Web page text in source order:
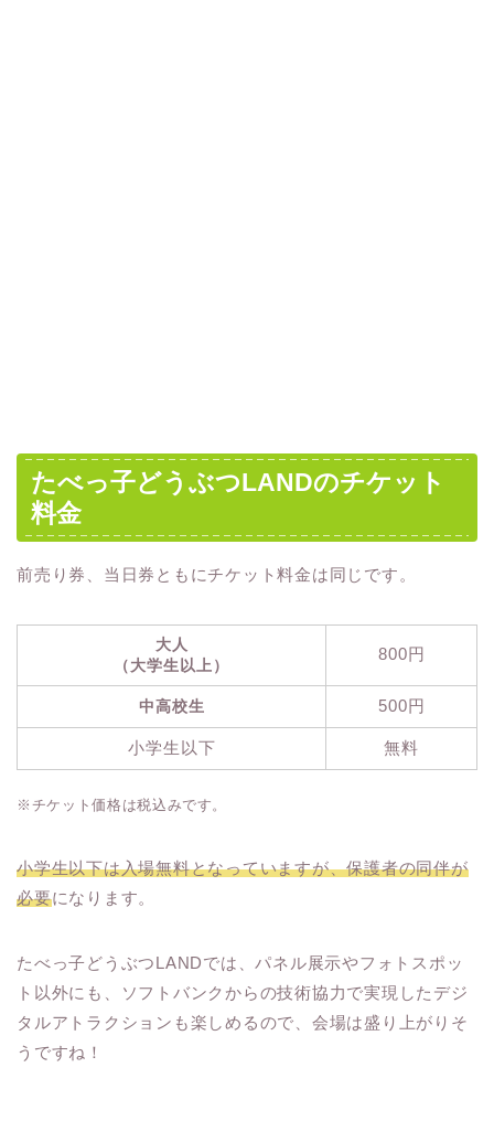
たべっ子どうぶつLANDのチケット
料金
前売り券、当日券ともにチケット料金は同じです。
大人
（大学生以上）
800円
中高校生 500円
小学生以下 無料
※チケット価格は税込みです。
小学生以下は入場無料となっていますが、保護者の同伴が
必要になります。
たべっ子どうぶつLANDでは、パネル展示やフォトスポッ
ト以外にも、ソフトバンクからの技術協力で実現したデジ
タルアトラクションも楽しめるので、会場は盛り上がりそ
うですね！